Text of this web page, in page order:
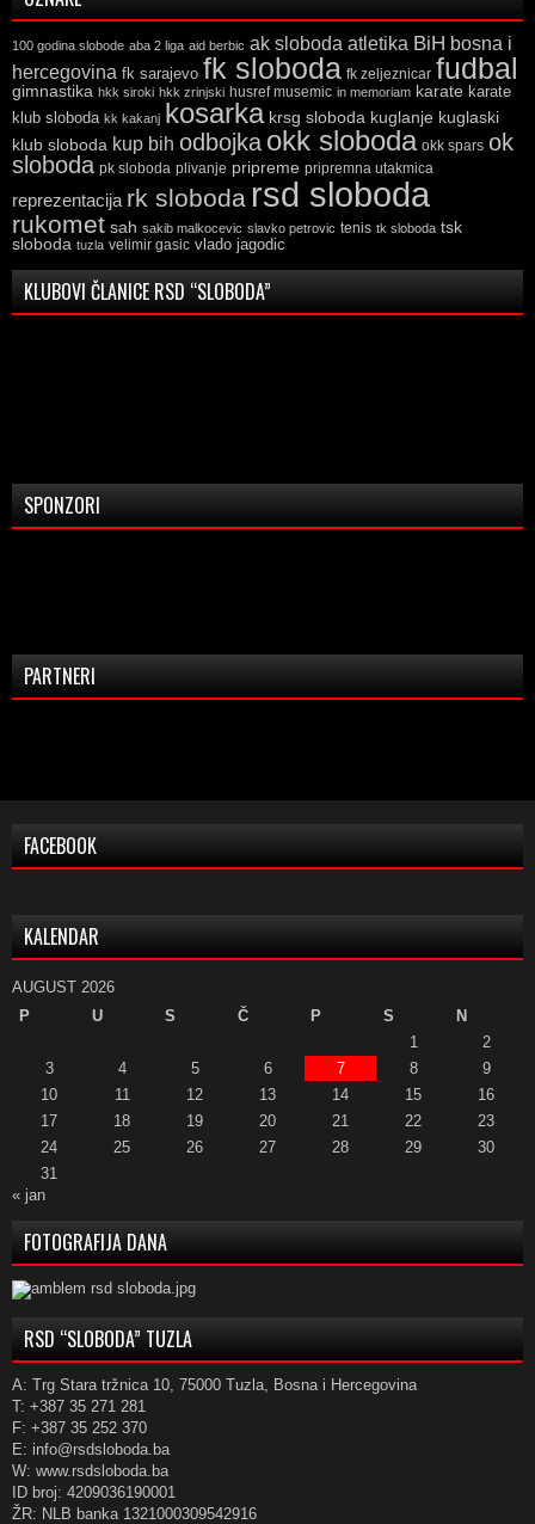
100 godina slobode aba 2 liga aid berbic ak sloboda atletika BiH bosna i
hercegovina fk sarajevo fk sloboda fk zeljeznicar fudbal
gimnastika hkk siroki hkk zrinjski husref musemic in memoriam karate karate
klub sloboda kk kakanj kosarka krsg sloboda kuglanje kuglaski
klub sloboda kup bih odbojka okk sloboda okk spars ok
sloboda pk sloboda plivanje pripreme pripremna utakmica
reprezentacija rk sloboda rsd sloboda
rukomet sah sakib malkocevic slavko petrovic tenis tk sloboda tsk
sloboda tuzla velimir gasic vlado jagodic
KLUBOVI ČLANICE RSD “SLOBODA”
SPONZORI
PARTNERI
FACEBOOK
KALENDAR
AUGUST 2026
P
U S Č P S
N
1
2
3
4 5 6 7 8
9
10
11 12 13 14 15
16
17
18 19 20 21 22
23
24
25 26 27 28 29
30
31
« jan
FOTOGRAFIJA DANA
RSD “SLOBODA” TUZLA
A: Trg Stara tržnica 10, 75000 Tuzla, Bosna i Hercegovina
T: +387 35 271 281
F: +387 35 252 370
E: info@rsdsloboda.ba
W: www.rsdsloboda.ba
ID broj: 4209036190001
ŽR: NLB banka 1321000309542916